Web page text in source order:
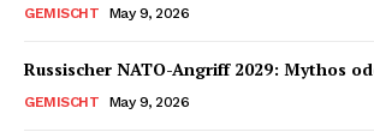
GEMISCHT May 9, 2026
Russischer NATO-Angriff 2029: Mythos
GEMISCHT May 9, 2026